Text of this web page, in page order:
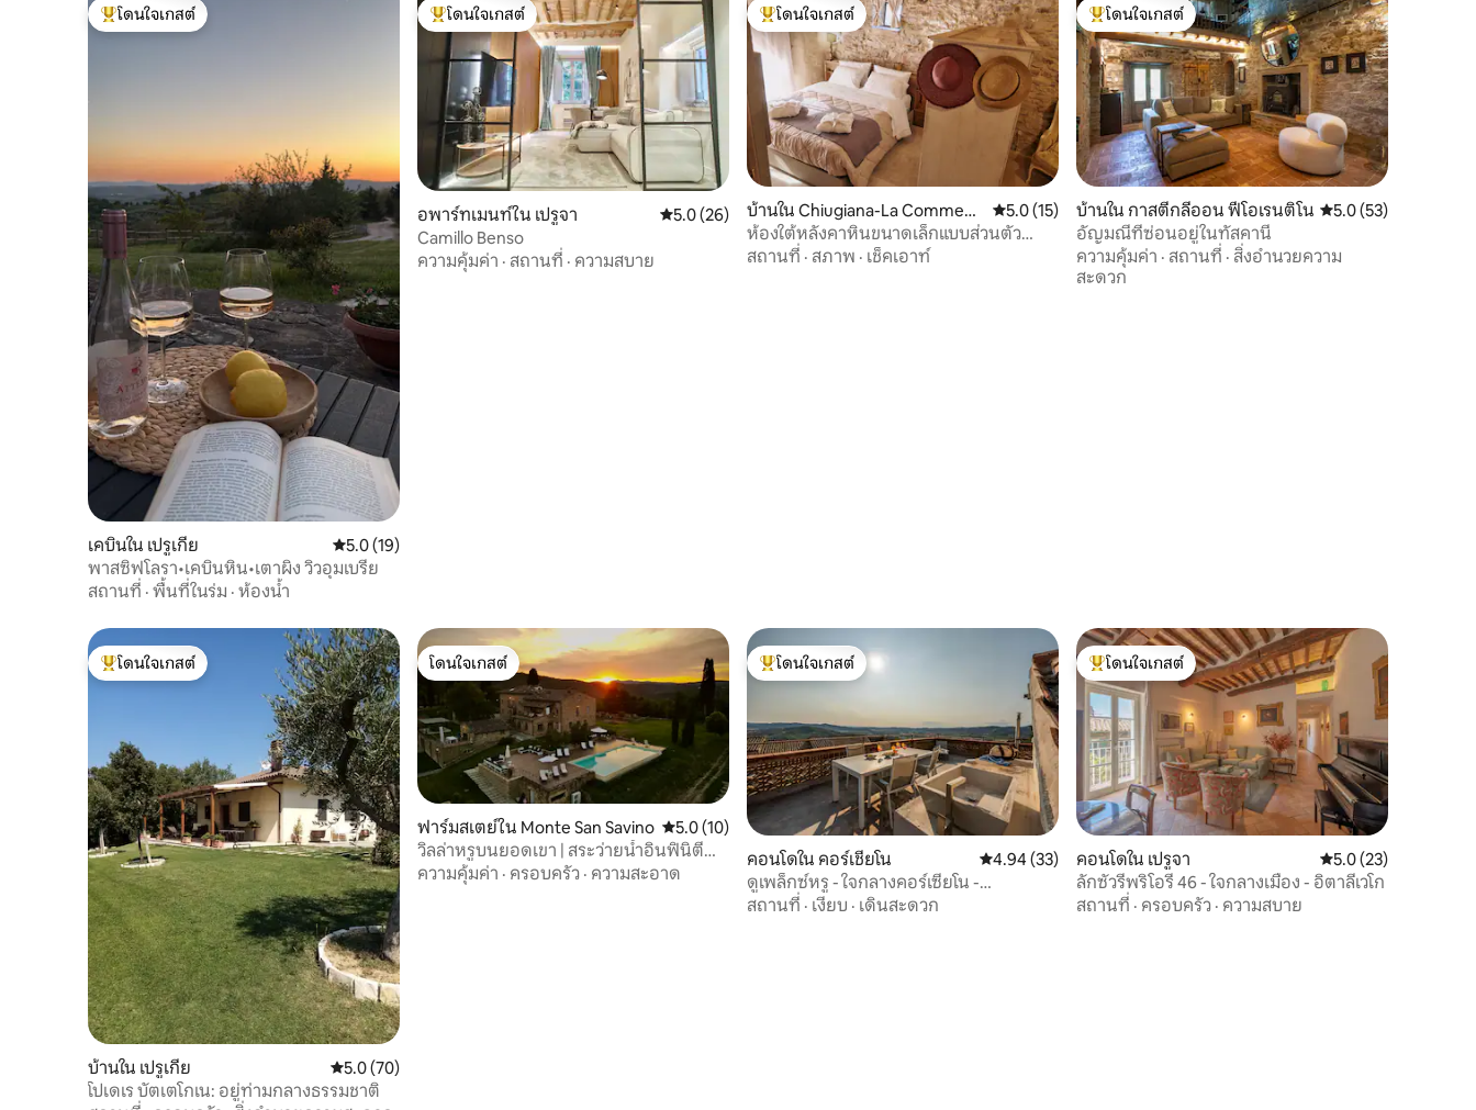
โดนใจเกสต์ที่สุด
โดนใจเกสต์
เคบินใน เปรูเกีย คะแนนเฉลี่ย 5.0 จาก 5, 19 รีวิว
5.0 (19)
พาสซิฟโลรา•เคบินหิน•เตาผิง วิวอุมเบรีย
สถานที่ · พื้นที่ในร่ม · ห้องน้ำ
โดนใจเกสต์ที่สุด
โดนใจเกสต์
อพาร์ทเมนท์ใน เปรูจา คะแนนเฉลี่ย 5.0 จาก 5, 26 รีวิว
5.0 (26)
Camillo Benso
ความคุ้มค่า · สถานที่ · ความสบาย
โดนใจเกสต์ที่สุด
โดนใจเกสต์
บ้านใน Chiugiana-La Commend
a
คะแนนเฉลี่ย 5.0 จาก 5, 15 รีวิว
5.0 (15)
ห้องใต้หลังคาหินขนาดเล็กแบบส่วนตัว
พร้อมสวน
สถานที่ · สภาพ · เช็คเอาท์
โดนใจเกสต์ที่สุด
โดนใจเกสต์
บ้านใน กาสตีกลีออน ฟีโอเรนติโน คะแนนเฉลี่ย 5.0 จาก
5.0 (53)
อัญมณีที่ซ่อนอยู่ในทัสคานี
ความคุ้มค่า · สถานที่ · สิ่งอำนวยความ
สะดวก
โดนใจเกสต์ที่สุด
โดนใจเกสต์
บ้านใน เปรูเกีย คะแนนเฉลี่ย 5.0 จาก 5, 70 รีวิว
5.0 (70)
โปเดเร บัตเตโกเน: อยู่ท่ามกลางธรรมชาติ
โดนใจเกสต์
โดนใจเกสต์
ฟาร์มสเตย์ใน Monte San Savino คะแนนเฉลี่ย 5.0 จาก 5, 10 รีวิว
5.0 (10)
วิลล่าหรูบนยอดเขา | สระว่ายน้ำอินฟินิตี้
ซาวน่า วิว
ความคุ้มค่า · ครอบครัว · ความสะอาด
โดนใจเกสต์ที่สุด
โดนใจเกสต์
คอนโดใน คอร์เชียโน คะแนนเฉลี่ย 4.94 จาก 5, 33 รีวิว
4.94 (33)
ดูเพล็กซ์หรู - ใจกลางคอร์เซียโน -
ItalyWeGo
สถานที่ · เงียบ · เดินสะดวก
โดนใจเกสต์ที่สุด
โดนใจเกสต์
คอนโดใน เปรูจา คะแนนเฉลี่ย 5.0 จาก
5.0 (23)
ลักซัวรีพริโอรี 46 - ใจกลางเมือง - อิตาลีเวโก
สถานที่ · ครอบครัว · ความสบาย